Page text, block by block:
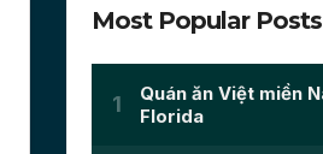
Most Popular Posts